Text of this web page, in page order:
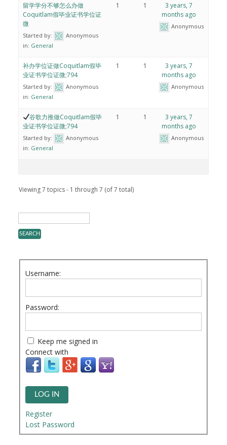
留学学分不够怎么办做
Coquitlam假毕业证书学位证
微
Started by:
Anonymous
in: General
1 1
3 years, 7
months ago
Anonymous
补办学位证做Coquitlam假毕
业证书学位证微;794
Started by:
Anonymous
in: General
1 1
3 years, 7
months ago
Anonymous
谷歌力推做Coquitlam假毕
业证书学位证微;794
Started by:
Anonymous
in: General
1 1
3 years, 7
months ago
Anonymous
Viewing 7 topics - 1 through 7 (of 7 total)
Username:
Password:
Keep me signed in
Connect with
LOG IN
Register
Lost Password